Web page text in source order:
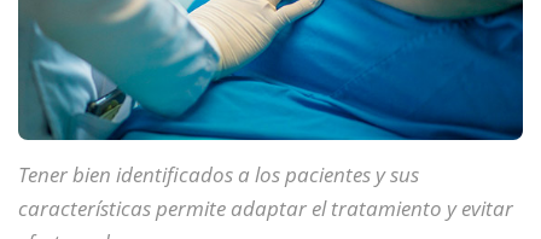
Tener bien identificados a los pacientes y sus
características permite adaptar el tratamiento y evitar